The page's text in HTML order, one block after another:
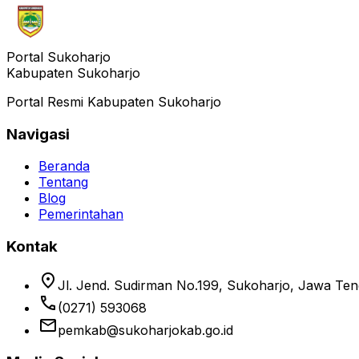
Portal Sukoharjo
Kabupaten Sukoharjo
Portal Resmi Kabupaten Sukoharjo
Navigasi
Beranda
Tentang
Blog
Pemerintahan
Kontak
location_on Jl. Jend. Sudirman No.199, Sukoharjo, Jawa
phone (0271) 593068
emailpemkab@sukoharjokab.go.id